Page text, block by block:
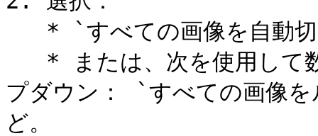
プダウン： `すべての画像
ど。